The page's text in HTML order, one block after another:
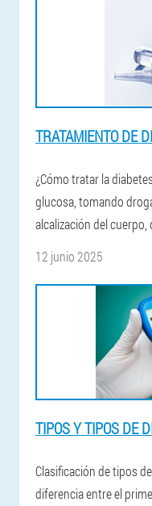
TRATAMIENTO DE
¿Cómo tratar la
glucosa, tomando
alcalización del cuerpo,
12 junio 2025
TIPOS Y TIPOS DE
Clasificación de tipos
diferencia entre el